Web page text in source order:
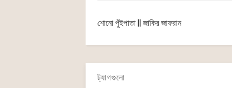
শোনো পুঁইপাতা || জাকির জাফরান
ট্যাগগুলো